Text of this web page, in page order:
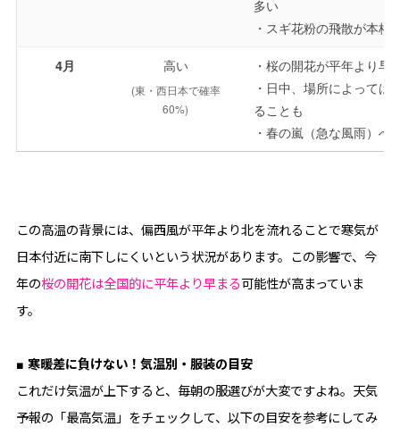
多い
・スギ花粉の飛散が本格
4月 高い
(東・西日本で確率
60%)
・桜の開花が平年より早
・日中、場所によっては
ることも
・春の嵐（急な風雨）へ
この高温の背景には、偏西風が平年より北を流れることで寒気が
日本付近に南下しにくいという状況があります。この影響で、今
年の桜の開花は全国的に平年より早まる可能性が高まっていま
す。
■ 寒暖差に負けない！気温別・服装の目安
これだけ気温が上下すると、毎朝の服選びが大変ですよね。天気
予報の「最高気温」をチェックして、以下の目安を参考にしてみ